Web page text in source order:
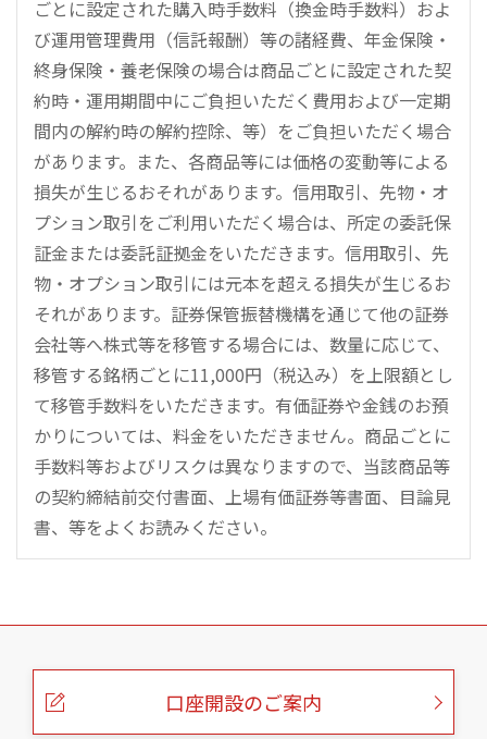
ごとに設定された購入時手数料（換金時手数料）およ
び運用管理費用（信託報酬）等の諸経費、年金保険・
終身保険・養老保険の場合は商品ごとに設定された契
約時・運用期間中にご負担いただく費用および一定期
間内の解約時の解約控除、等）をご負担いただく場合
があります。また、各商品等には価格の変動等による
損失が生じるおそれがあります。信用取引、先物・オ
プション取引をご利用いただく場合は、所定の委託保
証金または委託証拠金をいただきます。信用取引、先
物・オプション取引には元本を超える損失が生じるお
それがあります。証券保管振替機構を通じて他の証券
会社等へ株式等を移管する場合には、数量に応じて、
移管する銘柄ごとに11,000円（税込み）を上限額とし
て移管手数料をいただきます。有価証券や金銭のお預
かりについては、料金をいただきません。商品ごとに
手数料等およびリスクは異なりますので、当該商品等
の契約締結前交付書面、上場有価証券等書面、目論見
書、等をよくお読みください。
こ
口座開設のご案内